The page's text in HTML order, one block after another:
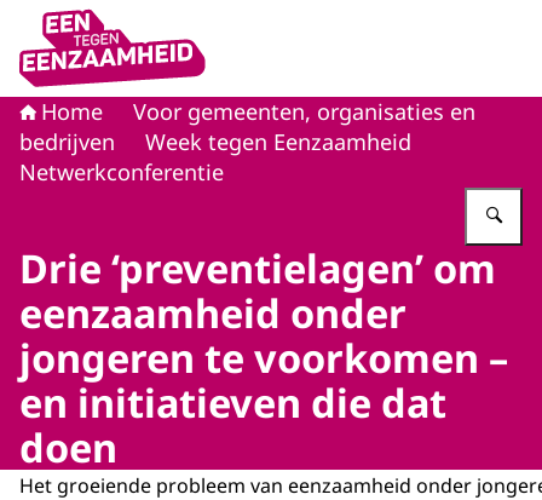
Naar de homepage van Eén tegen eenzaamheid
Home
Voor gemeenten, organisaties en
bedrijven
Week tegen Eenzaamheid
Netwerkconferentie
Drie ‘preventielagen’ om
eenzaamheid onder
jongeren te voorkomen –
en initiatieven die dat
doen
Het groeiende probleem van eenzaamheid onder